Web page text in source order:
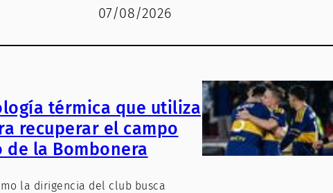
07/08/2026
térmica que utiliza
recuperar el campo
de la Bombonera
la dirigencia del club busca